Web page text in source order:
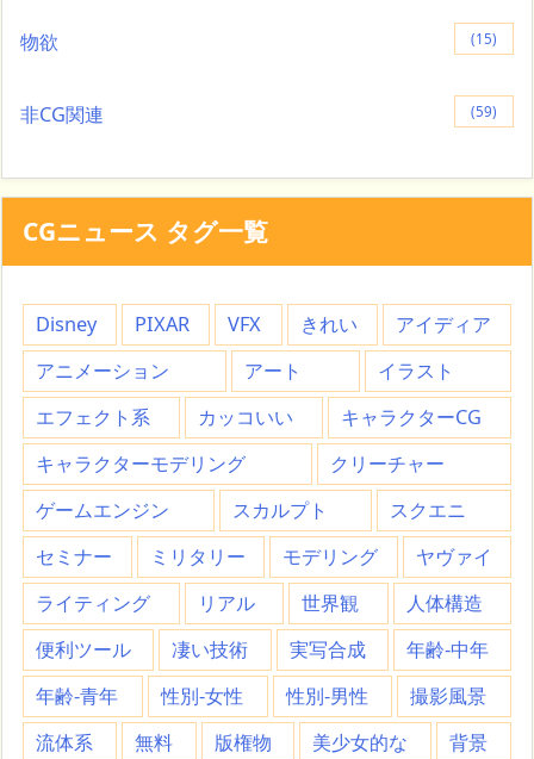
物欲 (15)
非CG関連 (59)
CGニュース タグ一覧
Disney PIXAR VFX きれい
アイディア
アニメーション
アート
イラスト
エフェクト系
カッコいい
キャラクターCG
キャラクターモデリング
クリーチャー
ゲームエンジン
スカルプト
スクエニ
セミナー
ミリタリー モデリング
ヤヴァイ
ライティング
リアル 世界観
人体構造
便利ツール
凄い技術 実写合成
年齢-中年
年齢-青年
性別-女性 性別-男性
撮影風景
流体系
無料 版権物 美少女的な
背景